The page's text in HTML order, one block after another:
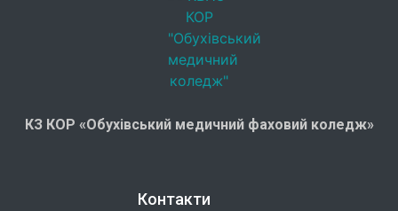
КЗ КОР «Обухівський медичний фаховий коледж»
Контакти